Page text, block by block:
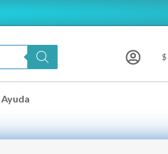
$
Ayuda